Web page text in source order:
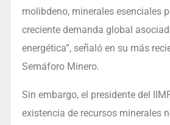
molibdeno, minerales esenciales
creciente demanda global
energética”, señaló en su más
Semáforo Minero.
Sin embargo, el presidente del
existencia de recursos minerales